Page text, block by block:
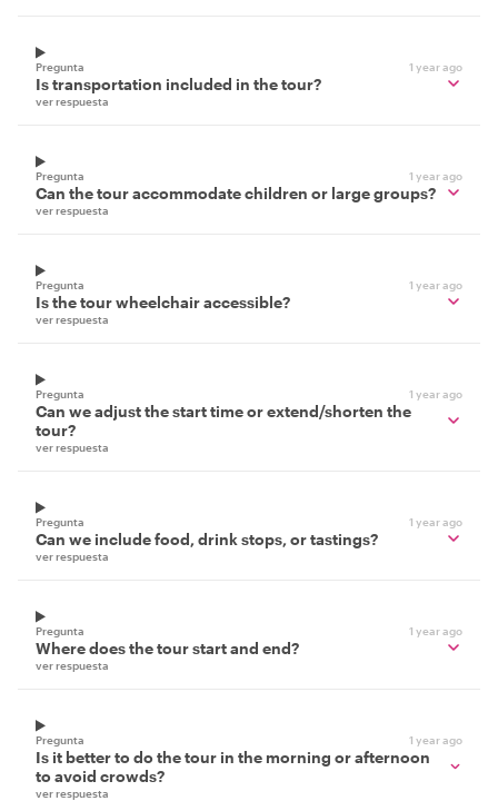
Pregunta 1 year ago
Is transportation included in the tour?
ver respuesta
Pregunta 1 year ago
Can the tour accommodate children or large groups?
ver respuesta
Pregunta 1 year ago
Is the tour wheelchair accessible?
ver respuesta
Pregunta 1 year ago
Can we adjust the start time or extend/shorten the
tour?
ver respuesta
Pregunta 1 year ago
Can we include food, drink stops, or tastings?
ver respuesta
Pregunta 1 year ago
Where does the tour start and end?
ver respuesta
Pregunta 1 year ago
Is it better to do the tour in the morning or afternoon
to avoid crowds?
ver respuesta